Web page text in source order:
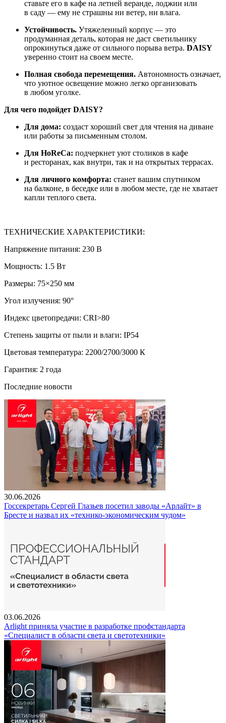
ставьте его в кафе на летней веранде, лоджии или
в саду — ему не страшны ни ветер, ни влага.
Устойчивость. Утяжеленный корпус — это
продуманная деталь, которая не даст светильнику
опрокинуться даже от сильного порыва ветра. DAISY
уверенно стоит на своем месте.
Полная свобода перемещения. Автономность означает,
что уютное освещение можно легко организовать
в любом уголке.
Для чего подойдет DAISY?
Для дома: создаст хороший свет для чтения на диване
или работы за письменным столом.
Для HoReCa: подчеркнет уют столиков в кафе
и ресторанах, как внутри, так и на открытых террасах.
Для личного комфорта: станет вашим спутником
на балконе, в беседке или в любом месте, где не хватает
капли теплого света.
ТЕХНИЧЕСКИЕ ХАРАКТЕРИСТИКИ:
Напряжение питания: 230 В
Мощность: 1.5 Вт
Размеры: 75×250 мм
Угол излучения: 90°
Индекс цветопредачи: CRI>80
Степень защиты от пыли и влаги: IP54
Цветовая температура: 2200/2700/3000 К
Гарантия: 2 года
Последние новости
30.06.2026
Госсекретарь Сергей Глазьев посетил заводы «Арлайт» в
Бресте и назвал их «технико-экономическим чудом»
03.06.2026
Arlight приняла участие в разработке профстандарта
«Специалист в области света и светотехники»